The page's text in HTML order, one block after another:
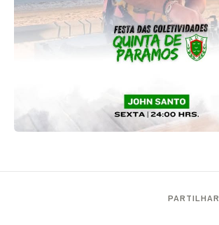
PARTILHAR